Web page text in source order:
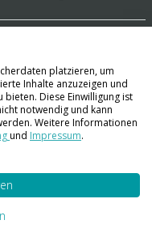
platzieren, um
Inhalte anzuzeigen und
Diese Einwilligung ist
notwendig und kann
Weitere Informationen
und Impressum.